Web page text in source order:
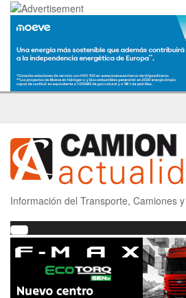
Información del Transporte, Camiones